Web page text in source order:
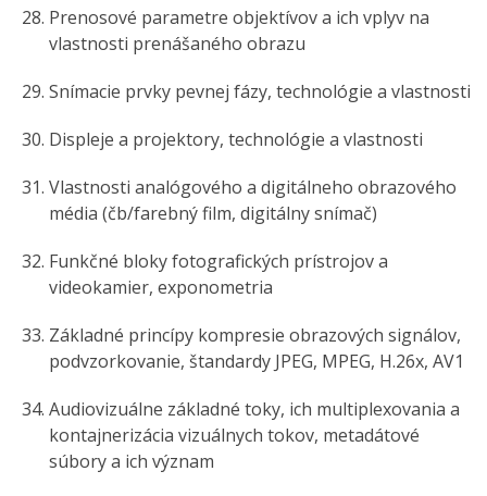
Prenosové parametre objektívov a ich vplyv na
vlastnosti prenášaného obrazu
Snímacie prvky pevnej fázy, technológie a vlastnosti
Displeje a projektory, technológie a vlastnosti
Vlastnosti analógového a digitálneho obrazového
média (čb/farebný film, digitálny snímač)
Funkčné bloky fotografických prístrojov a
videokamier, exponometria
Základné princípy kompresie obrazových signálov,
podvzorkovanie, štandardy JPEG, MPEG, H.26x, AV1
Audiovizuálne základné toky, ich multiplexovania a
kontajnerizácia vizuálnych tokov, metadátové
súbory a ich význam